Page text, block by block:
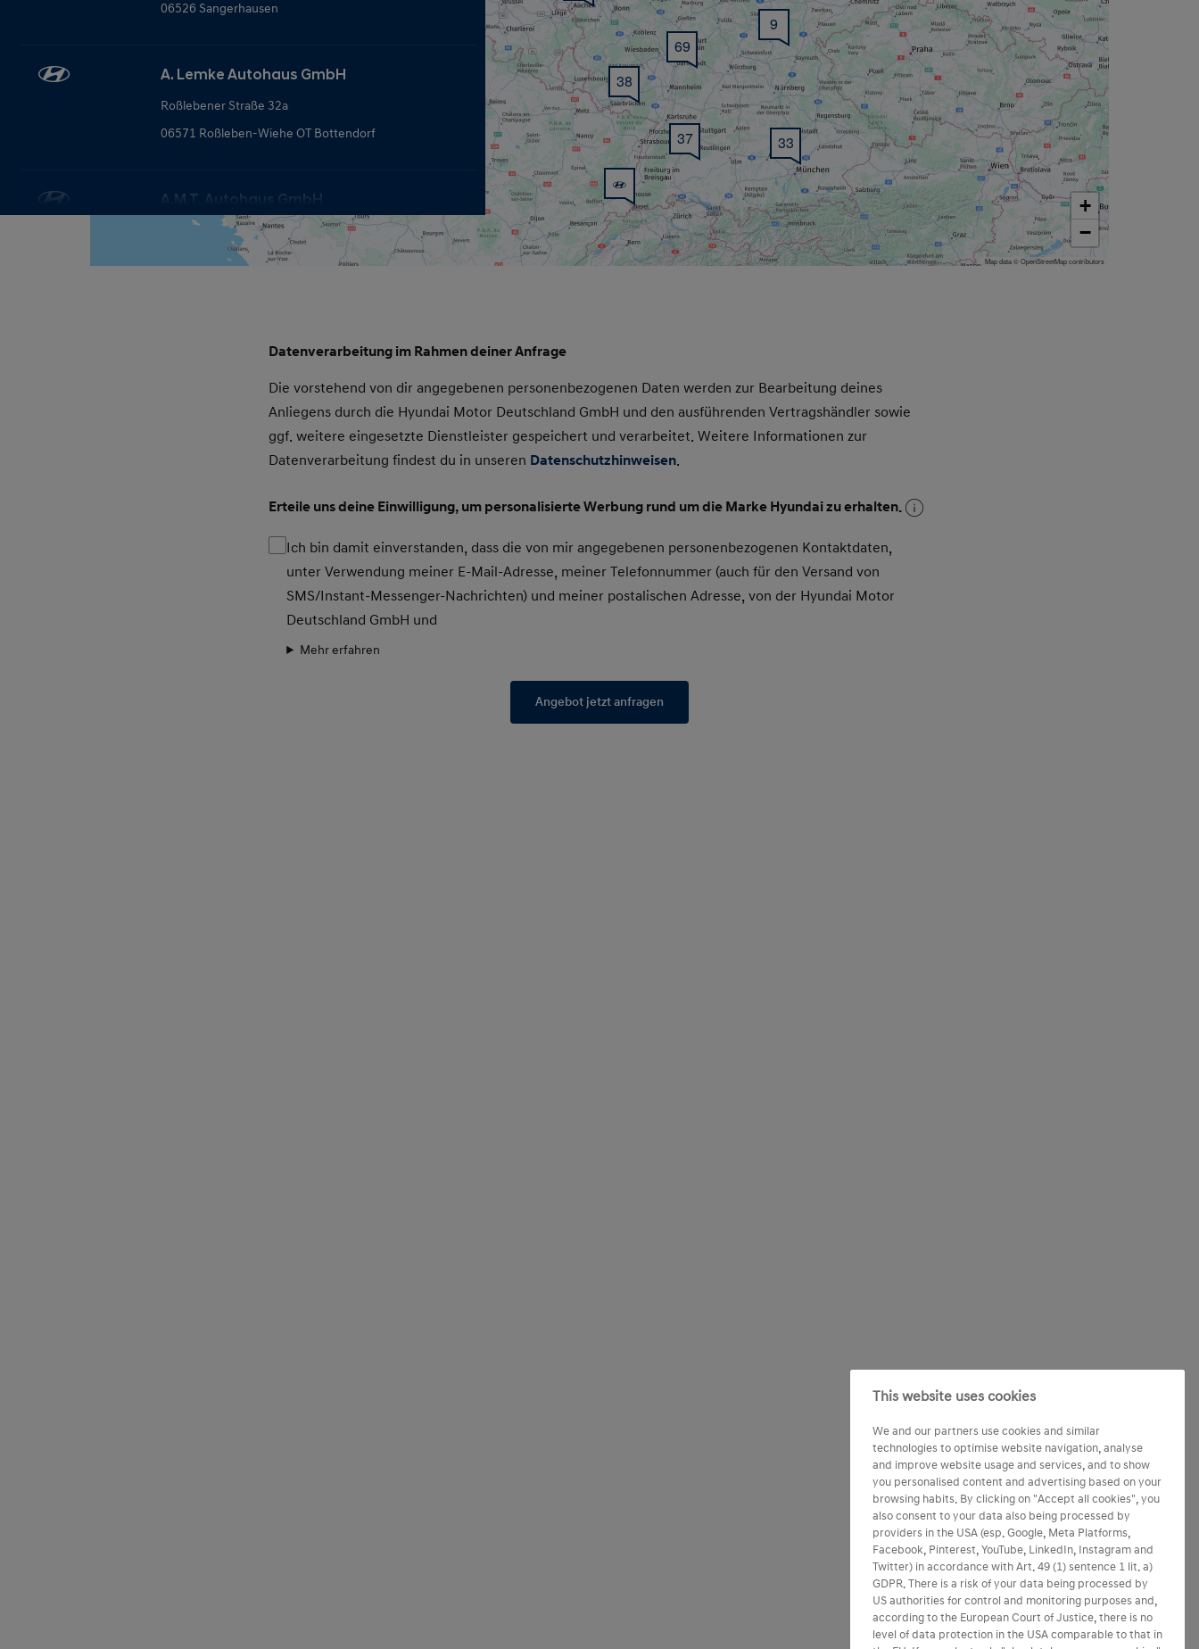
38
37 33
9
69
+
−
Map data © OpenStreetMap contributors
06526 Sangerhausen
A. Lemke Autohaus GmbH
Roßlebener Straße 32a
06571 Roßleben-Wiehe OT Bottendorf
A.M.T. Autohaus GmbH
Am Bäuerleinsberg 1
97837 Erlenbach bei Marktheidenfeld
97980 Bad Mergentheim
97941 Tauberbischofsheim
Datenverarbeitung im Rahmen deiner Anfrage
Die vorstehend von dir angegebenen personenbezogenen Daten werden zur Bearbeitung deines
Anliegens durch die Hyundai Motor Deutschland GmbH und den ausführenden Vertragshändler sowie
ggf. weitere eingesetzte Dienstleister gespeichert und verarbeitet. Weitere Informationen zur
Datenverarbeitung findest du in unseren Datenschutzhinweisen.
Erteile uns deine Einwilligung, um personalisierte Werbung rund um die Marke Hyundai zu erhalten.
Ich bin damit einverstanden, dass die von mir angegebenen personenbezogenen Kontaktdaten,
unter Verwendung meiner E-Mail-Adresse, meiner Telefonnummer (auch für den Versand von
SMS/Instant-Messenger-Nachrichten) und meiner postalischen Adresse, von der Hyundai Motor
Deutschland GmbH und
Mehr erfahren
Angebot jetzt anfragen
This website uses cookies
We and our partners use cookies and similar
technologies to optimise website navigation, analyse
and improve website usage and services, and to show
you personalised content and advertising based on your
browsing habits. By clicking on "Accept all cookies", you
also consent to your data also being processed by
providers in the USA (esp. Google, Meta Platforms,
Facebook, Pinterest, YouTube, LinkedIn, Instagram and
Twitter) in accordance with Art. 49 (1) sentence 1 lit. a)
GDPR. There is a risk of your data being processed by
US authorities for control and monitoring purposes and,
according to the European Court of Justice, there is no
level of data protection in the USA comparable to that in